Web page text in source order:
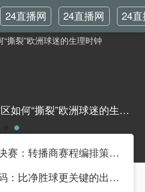
24直播网
英超
24直播网
世界杯
24
韩
昼夜错位：世界杯北美时区如何“撕裂”欧洲球迷的生理时钟昼夜错位：世界杯北美时区如何“撕裂”欧洲球迷的生理时钟
2026扩军后1/16决赛：转播商赛程编排策略与广告收益模型重构
第三名的突围密码：比净胜球更关键的出线法则